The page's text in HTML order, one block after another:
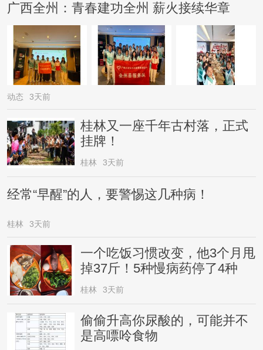
广西全州：青春建功全州 薪火接续华章
动态 3天前
桂林又一座千年古村落，正式
挂牌！
桂林 3天前
经常“早醒”的人，要警惕这几种病！
桂林 3天前
一个吃饭习惯改变，他3个月甩
掉37斤！5种慢病药停了4种
桂林 3天前
偷偷升高你尿酸的，可能并不
是高嘌呤食物